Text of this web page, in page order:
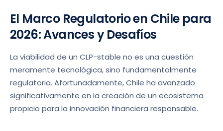
El Marco Regulatorio en Chile para
2026: Avances y Desafíos
La viabilidad de un CLP-stable no es una cuestión
meramente tecnológica, sino fundamentalmente
regulatoria. Afortunadamente, Chile ha avanzado
significativamente en la creación de un ecosistema
propicio para la innovación financiera responsable.